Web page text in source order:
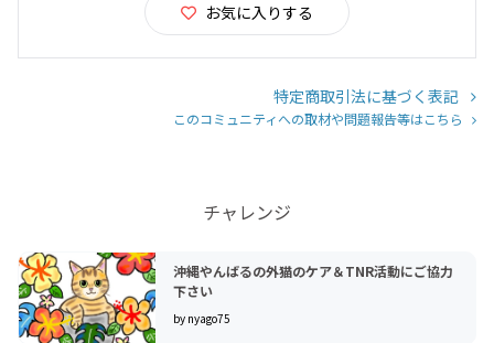
お気に入りする
特定商取引法に基づく表記
このコミュニティへの取材や問題報告等はこちら
チャレンジ
沖縄やんばるの外猫のケア＆TNR活動にご協力
下さい
by nyago75